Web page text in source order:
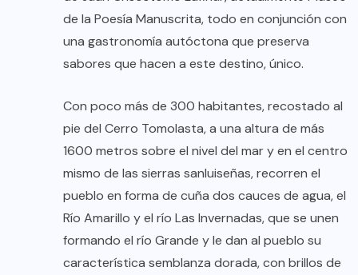
de la Poesía Manuscrita, todo en conjunción con
una gastronomía autóctona que preserva
sabores que hacen a este destino, único.
Con poco más de 300 habitantes, recostado al
pie del Cerro Tomolasta, a una altura de más
1600 metros sobre el nivel del mar y en el centro
mismo de las sierras sanluiseñas, recorren el
pueblo en forma de cuña dos cauces de agua, el
Río Amarillo y el río Las Invernadas, que se unen
formando el río Grande y le dan al pueblo su
característica semblanza dorada, con brillos de